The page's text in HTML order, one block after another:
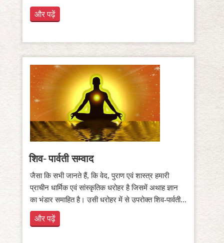
और पढ़ें
शिव- पार्वती सम्वाद
जैसा कि सभी जानते हैं, कि वेद, पुराण एवं शास्त्र हमारी
प्राचीन धार्मिक एवं सांस्कृतिक धरोहर है जिसमें अथाह ज्ञान
का भंडार समाहित है। उसी धरोहर में से उपरोक्त शिव-पार्वती...
और पढ़ें